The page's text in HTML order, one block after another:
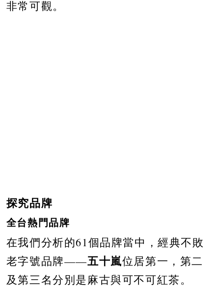
非常可觀。
探究品牌
全台熱門品牌
在我們分析的61個品牌當中，經典不敗
老字號品牌——五十嵐位居第一，第二
及第三名分別是麻古與可不可紅茶。